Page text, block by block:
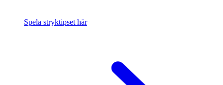
Spela stryktipset här